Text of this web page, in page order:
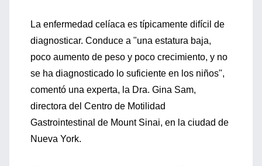
La enfermedad celíaca es típicamente difícil de
diagnosticar. Conduce a "una estatura baja,
poco aumento de peso y poco crecimiento, y no
se ha diagnosticado lo suficiente en los niños",
comentó una experta, la Dra. Gina Sam,
directora del Centro de Motilidad
Gastrointestinal de Mount Sinai, en la ciudad de
Nueva York.